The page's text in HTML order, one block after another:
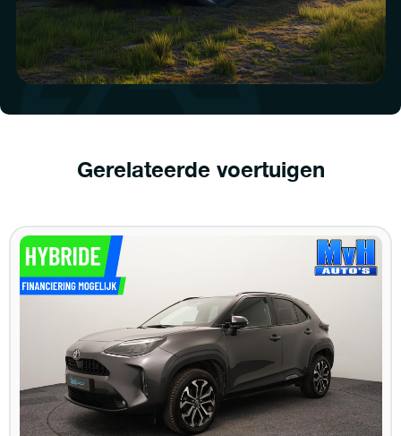
Gerelateerde voertuigen